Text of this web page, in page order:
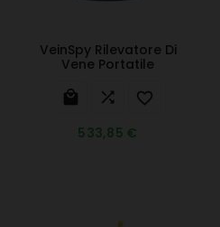
VeinSpy Rilevatore Di
Vene Portatile
  
533,85 €